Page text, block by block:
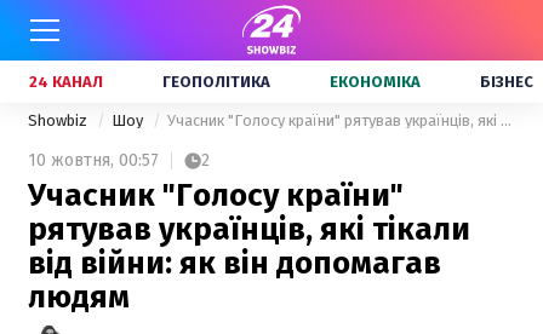
24 КАНАЛ ГЕОПОЛІТИКА ЕКОНОМІКА БІЗНЕС
Showbiz Шоу Учасник "Голосу країни" рятував українців, які тікали від війни: як він допомагав людям
10 жовтня, 00:57 2
Учасник "Голосу країни"
рятував українців, які тікали
від війни: як він допомагав
людям